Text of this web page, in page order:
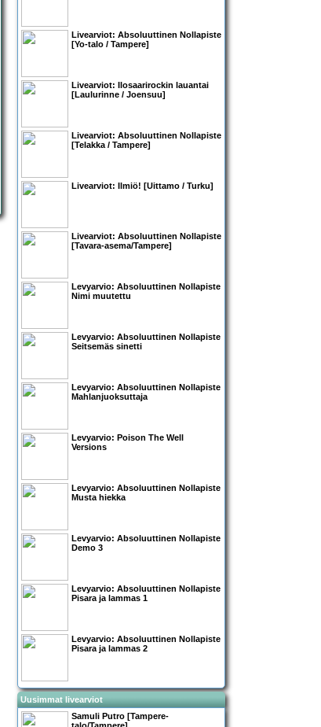
Livearviot: Absoluuttinen Nollapiste
[Yo-talo / Tampere]
Livearviot:
Ilosaarirockin lauantai
[Laulurinne / Joensuu]
Livearviot: Absoluuttinen Nollapiste
[Telakka / Tampere]
Livearviot: Ilmiö! [Uittamo / Turku]
Livearviot: Absoluuttinen Nollapiste
[Tavara-asema/Tampere]
Levyarvio: Absoluuttinen Nollapiste
Nimi muutettu
Levyarvio: Absoluuttinen Nollapiste
Seitsemäs sinetti
Levyarvio: Absoluuttinen Nollapiste
Mahlanjuoksuttaja
Levyarvio: Poison The Well
Versions
Levyarvio: Absoluuttinen Nollapiste
Musta hiekka
Levyarvio: Absoluuttinen Nollapiste
Demo 3
Levyarvio: Absoluuttinen Nollapiste
Pisara ja lammas 1
Levyarvio: Absoluuttinen Nollapiste
Pisara ja lammas 2
Uusimmat livearviot
Samuli Putro [Tampere-